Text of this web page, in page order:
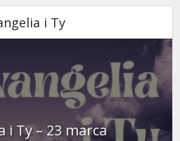
i Ty
i Ty – 23 marca